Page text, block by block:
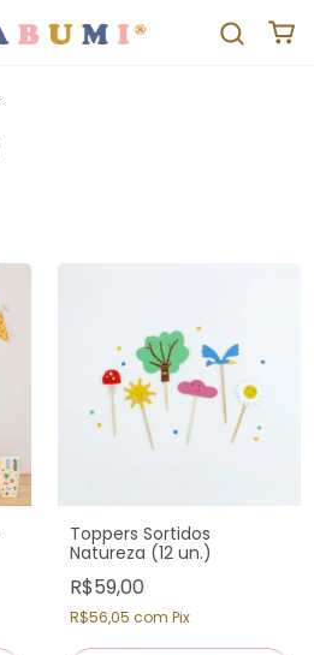
Toppers Sortidos
Natureza (12 un.)
R$59,00
R$56,05 com Pix